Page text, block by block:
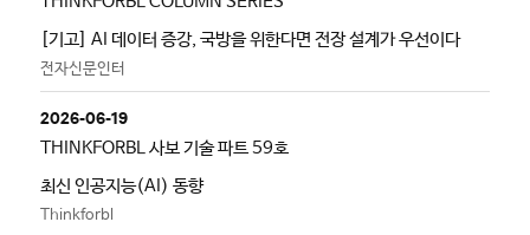
[기고] AI 데이터 증강, 국방을 위한다면 전장 설계가 우선이다
전자신문인터
2026-06-19
THINKFORBL 사보 기술 파트 59호
최신 인공지능(AI) 동향
Thinkforbl